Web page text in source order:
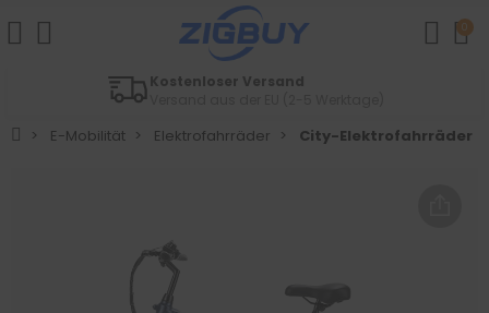
0
Einfache Retouren
E-Mobilität Elektrofahrräder City-Elektrofahrräder